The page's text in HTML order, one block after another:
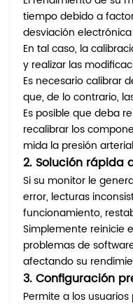
tiempo debido a
desviación
En tal caso, la
y realizar las
Es necesario calibrar
que, de lo contrario,
Es posible que deba
recalibrar los
mida la presión
2. Solución rápida
Si su monitor le
error, lecturas
funcionamiento,
Simplemente reinicie
problemas de
afectando su
3. Configuración
Permite a los